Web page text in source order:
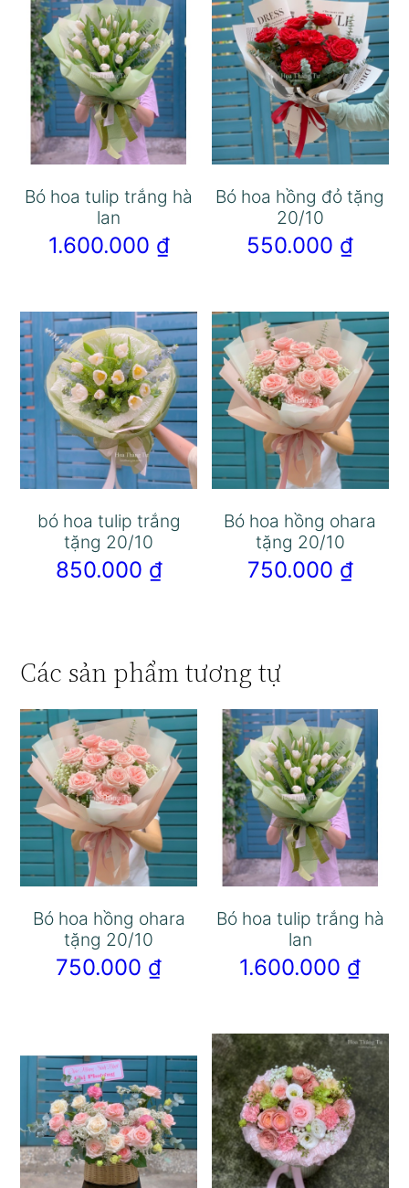
Bó hoa tulip trắng hà
lan
1.600.000 ₫
Bó hoa hồng đỏ tặng
20/10
550.000 ₫
bó hoa tulip trắng
tặng 20/10
850.000 ₫
Bó hoa hồng ohara
tặng 20/10
750.000 ₫
Các sản phẩm tương tự
Bó hoa hồng ohara
tặng 20/10
750.000 ₫
Bó hoa tulip trắng hà
lan
1.600.000 ₫